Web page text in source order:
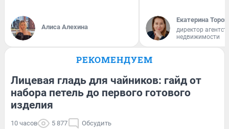
Алиса Алехина
Екатерина
директор
недвижимости
РЕКОМЕНДУЕМ
Лицевая гладь для чайников: гайд от
набора петель до первого готового
изделия
10 часов 5 877 Обсудить